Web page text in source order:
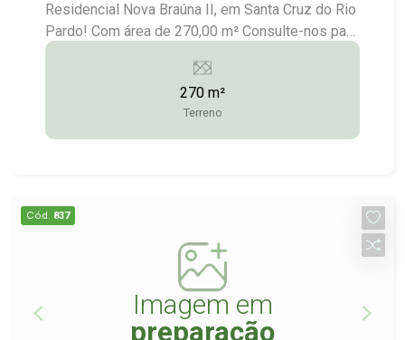
Residencial Nova Braúna II, em Santa Cruz do Rio
Pardo! Com área de 270,00 m² Consulte-nos para
maiores informações: (14) 3372-2528 / (14)
270 m²
Terreno
Cód. 837
Imagem em
preparação